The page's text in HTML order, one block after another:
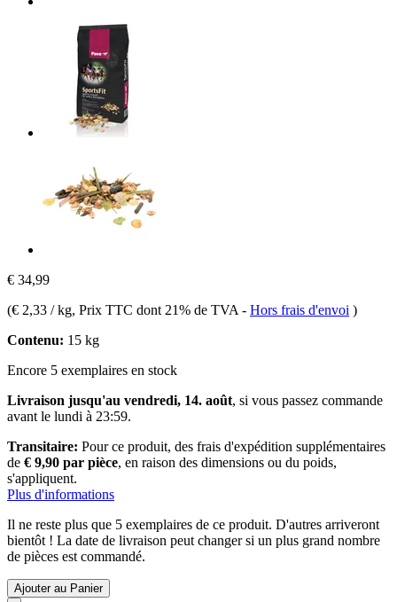
€ 34,99
(€ 2,33 / kg, Prix TTC dont 21% de TVA - Hors frais d'envoi )
Contenu: 15 kg
Encore 5 exemplaires en stock
Livraison jusqu'au vendredi, 14. août, si vous passez commande
avant le lundi à 23:59.
Transitaire: Pour ce produit, des frais d'expédition supplémentaires
de € 9,90 par pièce, en raison des dimensions ou du poids,
s'appliquent.
Plus d'informations
Il ne reste plus que 5 exemplaires de ce produit. D'autres arriveront
bientôt ! La date de livraison peut changer si un plus grand nombre
de pièces est commandé.
Ajouter au Panier